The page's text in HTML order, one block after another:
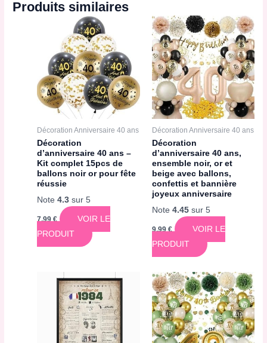
Produits similaires
Décoration Anniversaire 40 ans
Décoration
d’anniversaire 40 ans –
Kit complet 15pcs de
ballons noir or pour fête
réussie
Note4.3 sur 5
7,99€
VOIR LE
PRODUIT
Décoration Anniversaire 40 ans
Décoration
d’anniversaire 40 ans,
ensemble noir, or et
beige avec ballons,
confettis et bannière
joyeux anniversaire
Note 4.45sur 5
9,99€
VOIR LE
PRODUIT